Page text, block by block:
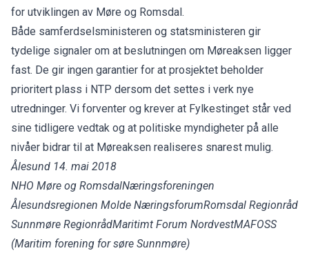
for utviklingen av Møre og Romsdal.
Både samferdselsministeren og statsministeren gir
tydelige signaler om at beslutningen om Møreaksen ligger
fast. De gir ingen garantier for at prosjektet beholder
prioritert plass i NTP dersom det settes i verk nye
utredninger. Vi forventer og krever at Fylkestinget står ved
sine tidligere vedtak og at politiske myndigheter på alle
nivåer bidrar til at Møreaksen realiseres snarest mulig.
Ålesund 14. mai 2018
NHO Møre og RomsdalNæringsforeningen
Ålesundsregionen Molde NæringsforumRomsdal Regionråd
Sunnmøre RegionrådMaritimt Forum NordvestMAFOSS
(Maritim forening for søre Sunnmøre)